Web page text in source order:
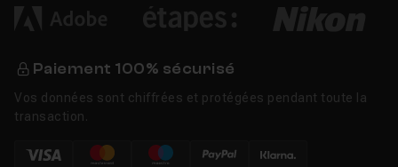
Paiement 100% sécurisé
Vos données sont chiffrées et protégées pendant toute la
transaction.